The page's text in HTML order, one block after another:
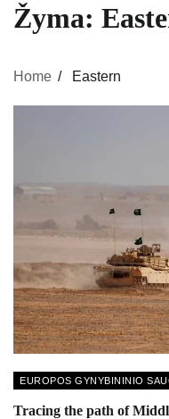
Žyma:
Home Eastern
EUROPOS GYNYBININIO
Tracing the path of